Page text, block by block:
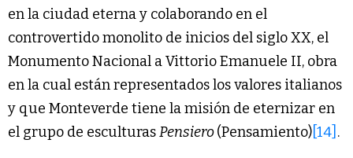
en la ciudad eterna y colaborando en el
controvertido monolito de inicios del siglo XX, el
Monumento Nacional a Vittorio Emanuele II, obra
en la cual están representados los valores italianos
y que Monteverde tiene la misión de eternizar en
el grupo de esculturasPensiero(Pensamiento) [14] .